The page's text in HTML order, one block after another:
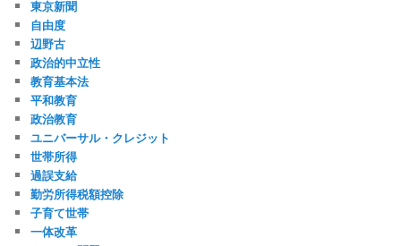
東京新聞
自由度
辺野古
政治的中立性
教育基本法
平和教育
政治教育
ユニバーサル・クレジット
世帯所得
過誤支給
勤労所得税額控除
子育て世帯
一体改革